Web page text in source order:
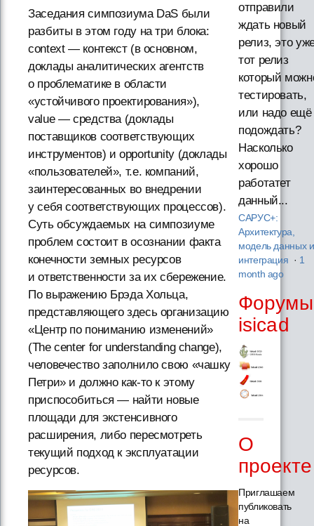
Заседания симпозиума DaS были
разбиты в этом году на три блока:
context — контекст (в основном,
доклады аналитических агентств
о проблематике в области
«устойчивого проектирования»),
value — средства (доклады
поставщиков соответствующих
инструментов) и opportunity (доклады
«пользователей», т.е. компаний,
заинтересованных во внедрении
у себя соответствующих процессов).
Суть обсуждаемых на симпозиуме
проблем состоит в осознании факта
конечности земных ресурсов
и ответственности за их сбережение.
По выражению Брэда Хольца,
представляющего здесь организацию
«Центр по пониманию изменений»
(The center for understanding change),
человечество заполнило свою «чашку
Петри» и должно как-то к этому
приспособиться — найти новые
площади для экстенсивного
расширения, либо пересмотреть
текущий подход к эксплуатации
ресурсов.
отправили
ждать новый
релиз, это
тот релиз
который
тестировать,
или надо ещё
подождать?
Насколько
хорошо
работатет
данный...
САРУС+:
Архитектура,
модель данных и
интеграция · 1
month ago
Форумы
isicad
О
проекте
Приглашаем
публиковать
на